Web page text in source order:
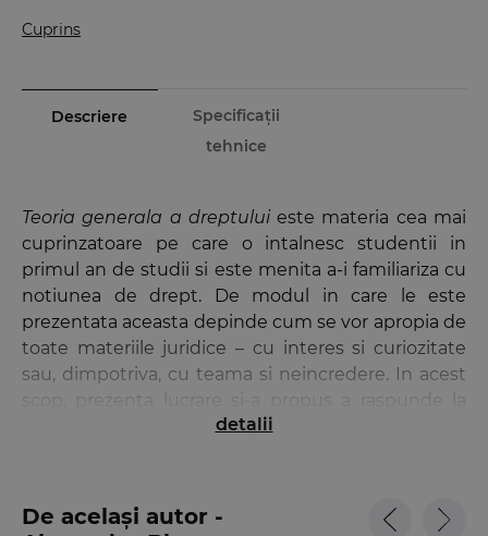
Cuprins
Descriere
Specificații
tehnice
Teoria generala a dreptuluieste materia cea mai
cuprinzatoare pe care o intalnesc studentii in
primul an de studii si este menita a-i familiariza cu
notiunea de drept. De modul in care le este
prezentata aceasta depinde cum se vor apropia de
toate materiile juridice – cu interes si curiozitate
sau, dimpotriva, cu teama si neincredere. In acest
intrebarea „Ce este dreptul?”.
sensurile notiunii de drept – dreptul obiectiv
detalii
De același autor -